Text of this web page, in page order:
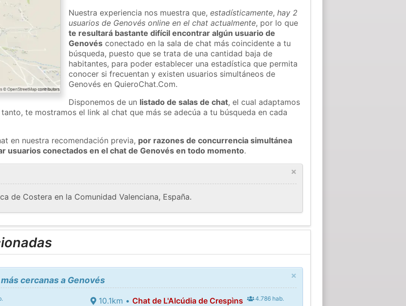
Nuestra experiencia nos muestra que,estadísticamente,hay 2
usuarios de Genovés online en el chat actualmente, por lo que
te resultará bastante difícil encontrar algún usuario de
Genovés conectado en la sala de chat más coincidente a tu
búsqueda, puesto que se trata de una cantidad baja de
habitantes, para poder establecer una estadística que permita
conocer si frecuentan y existen usuarios simultáneos de
Genovés en QuieroChat.Com.
Disponemos de un listado de salas de chat, el cual adaptamos
te mostramos el link al chat que más se adecúa a tu búsqueda en cada
en nuestra recomendación previa, por razones de concurrencia simultánea
usuarios conectados en el chat de Genovés en todo momento.
×
de Costera en la Comunidad Valenciana, España.
×
cercanas a Genovés
10.1km •Chat de L'Alcúdia de Crespìns 4.786 hab.